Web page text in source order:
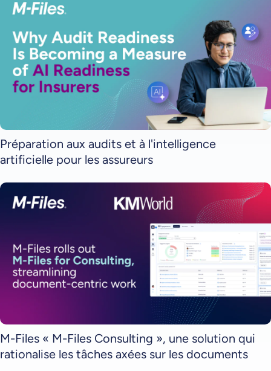
Préparation aux audits et à l'intelligence
artificielle pour les assureurs
M-Files « M-Files Consulting », une solution qui
rationalise les tâches axées sur les documents